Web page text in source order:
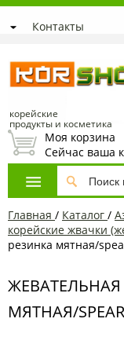
Контакты
корейские
продукты и косметика
Моя корзина
Сейчас ваша
Главная / Каталог /
корейские жвачки
резинка мятная/
МЯТНАЯ/